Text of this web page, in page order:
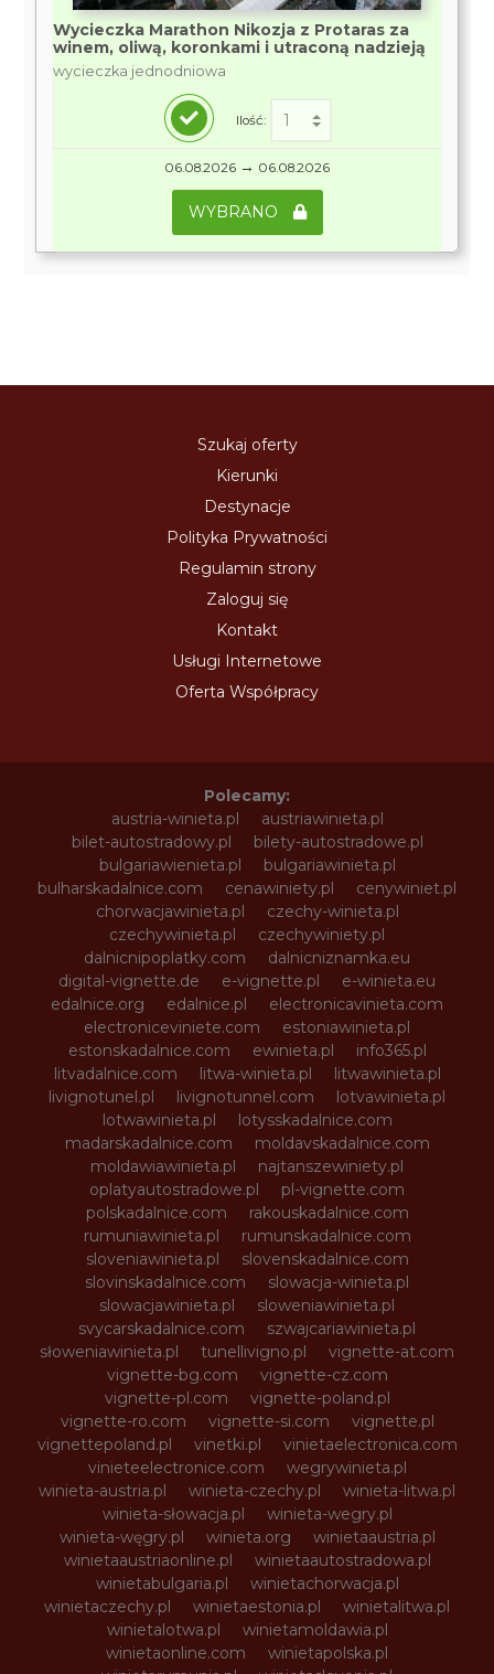
Wycieczka Marathon Nikozja z Protaras za
winem, oliwą, koronkami i utraconą nadzieją
wycieczka jednodniowa
Ilość:
06.08.2026 → 06.08.2026
WYBRANO
Szukaj oferty
Kierunki
Destynacje
Polityka Prywatności
Regulamin strony
Zaloguj się
Kontakt
Usługi Internetowe
Oferta Współpracy
Polecamy:
austria-winieta.pl
austriawinieta.pl
bilet-autostradowy.pl
bilety-autostradowe.pl
bulgariawienieta.pl
bulgariawinieta.pl
bulharskadalnice.com
cenawiniety.pl
cenywiniet.pl
chorwacjawinieta.pl
czechy-winieta.pl
czechywinieta.pl
czechywiniety.pl
dalnicnipoplatky.com
dalnicniznamka.eu
digital-vignette.de
e-vignette.pl
e-winieta.eu
edalnice.org
edalnice.pl
electronicavinieta.com
electroniceviniete.com
estoniawinieta.pl
estonskadalnice.com
ewinieta.pl
info365.pl
litvadalnice.com
litwa-winieta.pl
litwawinieta.pl
livignotunel.pl
livignotunnel.com
lotvawinieta.pl
lotwawinieta.pl
lotysskadalnice.com
madarskadalnice.com
moldavskadalnice.com
moldawiawinieta.pl
najtanszewiniety.pl
oplatyautostradowe.pl
pl-vignette.com
polskadalnice.com
rakouskadalnice.com
rumuniawinieta.pl
rumunskadalnice.com
sloveniawinieta.pl
slovenskadalnice.com
slovinskadalnice.com
slowacja-winieta.pl
slowacjawinieta.pl
sloweniawinieta.pl
svycarskadalnice.com
szwajcariawinieta.pl
słoweniawinieta.pl
tunellivigno.pl
vignette-at.com
vignette-bg.com
vignette-cz.com
vignette-pl.com
vignette-poland.pl
vignette-ro.com
vignette-si.com
vignette.pl
vignettepoland.pl
vinetki.pl
vinietaelectronica.com
vinieteelectronice.com
wegrywinieta.pl
winieta-austria.pl
winieta-czechy.pl
winieta-litwa.pl
winieta-słowacja.pl
winieta-wegry.pl
winieta-węgry.pl
winieta.org
winietaaustria.pl
winietaaustriaonline.pl
winietaautostradowa.pl
winietabulgaria.pl
winietachorwacja.pl
winietaczechy.pl
winietaestonia.pl
winietalitwa.pl
winietalotwa.pl
winietamoldawia.pl
winietaonline.com
winietapolska.pl